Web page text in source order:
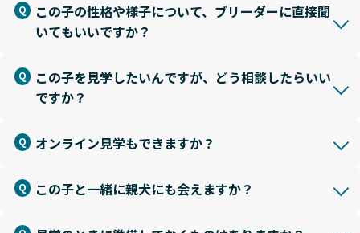
この子の性格や様子について、ブリーダーに直接聞
いてもいいですか？
この子を見学したいんですが、どう相談したらいい
ですか？
オンライン見学もできますか？
この子と一緒に親犬にも会えますか？